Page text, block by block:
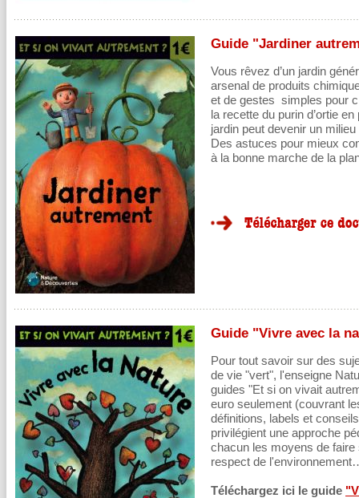
Guide "Jardiner
Vous rêvez d’un jardin
arsenal de produits
et de gestes simples pour
la recette du purin d’ortie
jardin peut devenir un
Des astuces pour mieux
à la bonne marche de la
Guide "Vivre avec la
Pour tout savoir sur des
de vie "vert", l'enseigne
guides "Et si on vivait
euro seulement (couvrant
définitions, labels et
privilégient une approche
chacun les moyens de
respect de
Téléchargez ici le guide